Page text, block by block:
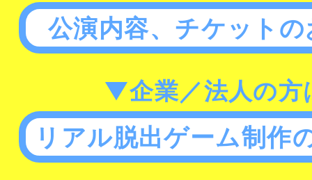
公演内容、チケット
▼企業／法人の方
リアル脱出ゲーム制作